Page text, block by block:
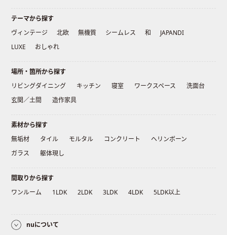
テーマから探す
ヴィンテージ
北欧 無機質 シームレス 和
JAPANDI
LUXE
おしゃれ
場所・箇所から探す
リビングダイニング
キッチン 寝室 ワークスペース
洗面台
玄関／土間
造作家具
素材から探す
無垢材
タイル モルタル コンクリート
ヘリンボーン
ガラス
躯体現し
間取りから探す
ワンルーム
1LDK 2LDK 3LDK 4LDK 5LDK以上
nuについて